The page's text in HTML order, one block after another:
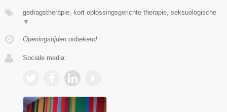
gedragstherapie, kort oplossingsgerichte therapie, seksuologische
▼
Openingstijden onbekend
Sociale media: